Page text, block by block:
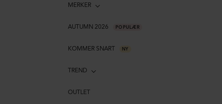
MERKER
AUTUMN 2026 POPULÆR
KOMMER SNART NY
TREND
OUTLET